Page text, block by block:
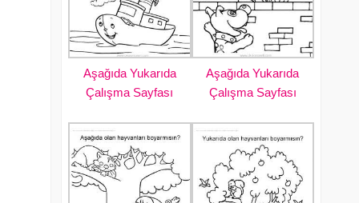
Aşağıda Yukarıda
Çalışma Sayfası
Aşağıda Yukarıda
Çalışma Sayfası